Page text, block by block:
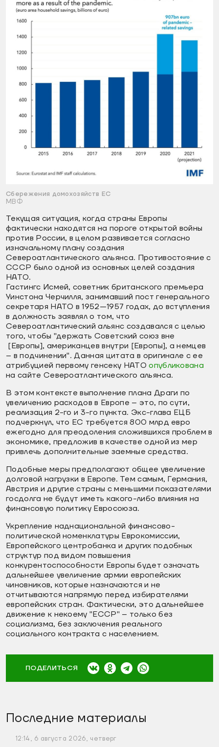
Сбережения домохозяйств ЕС
МВФ
Текущая ситуация, когда страны Европы
фактически находятся на пороге открытой войны
против России, в целом развивается согласно
изначальному плану создания
Североатлантического альянса. Противостояние с
СССР было одной из основных целей создания
НАТО.
Гастингс Исмей, советник британского премьера
Уинстона Черчилля, занимавший пост генерального
секретаря НАТО в 1952—1957 годах, до вступления
в должность заявлял о том, что
Североатлантический альянс создавался с целью
того, чтобы "держать Советский союз вне
[Европы], американцев внутри [Европы], а немцев
– в подчинении". Данная цитата в оригинале с ее
атрибуцией первому генсеку НАТОопубликована
на сайте Североатлантического альянса.
В этом контексте выполнение плана Драги по
увеличению расходов в Европе – это, по сути,
реализация 2-го и 3-го пункта. Экс-глава ЕЦБ
подчеркнул, что ЕС требуется 800 млрд евро
ежегодно для преодоления сложившихся проблем в
экономике, предложив в качестве одной из мер
привлечь дополнительные заемные средства.
Подобные меры предполагают общее увеличение
долговой нагрузки в Европе. Тем самым, Германия,
Австрия и другие страны с меньшими показателями
госдолга не будут иметь какого-либо влияния на
финансовую политику Евросоюза.
Укрепление наднациональной финансово-
политической номенклатуры Еврокомиссии,
Европейского центробанка и других подобных
структур под видом повышения
конкурентоспособности Европы будет означать
дальнейшее увеличение армии европейских
чиновников, которые назначаются и не
отчитываются напрямую перед избирателями
европейских стран. Фактически, это дальнейшее
движение к некоему "ЕССР" – только без
социализма, без заключения реального
социального контракта с населением.
ПОДЕЛИТЬСЯ
Последние материалы
12:14, 6 августа 2026, четверг